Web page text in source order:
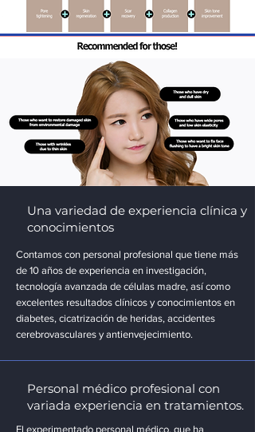
Una variedad de experiencia clínica y
conocimientos
Contamos con personal profesional que tiene más
de 10 años de experiencia en investigación,
tecnología avanzada de células madre, así como
excelentes resultados clínicos y conocimientos en
diabetes, cicatrización de heridas, accidentes
cerebrovasculares y antienvejecimiento.
Personal médico profesional con
variada experiencia en tratamientos.
El experimentado personal médico, que ha